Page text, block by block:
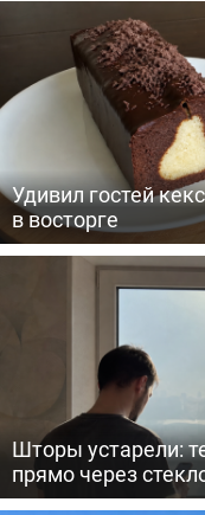
Удивил гостей
в восторге
Шторы устарели:
прямо через